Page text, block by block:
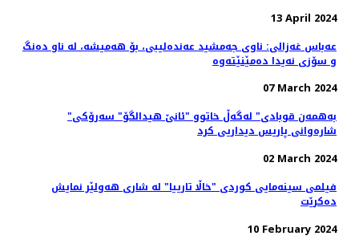
13 April 2024
عەباس غەزالی: ناوی جەمشید عەندەلیبی، بۆ هەمیشە، لە ناو دەنگ
و سۆزی نەیدا دەمێنێتەوە
07 March 2024
"به‌همه‌ن قوبادی" له‌گه‌ڵ خاتوو "ئانێ هیدالگۆ" سه‌رۆکی
شاره‌وانی پاریس دیداریی کرد
02 March 2024
فیلمی سینه‌مایی کوردی "خاڵا تارییا" لە شاری هه‌ولێر نمایش
ده‌کرێت
10 February 2024